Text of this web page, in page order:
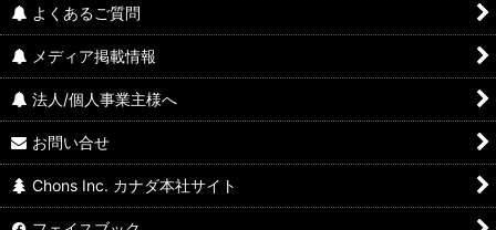
よくあるご質問
メディア掲載情報
法人/個人事業主様へ
お問い合せ
Chons Inc. カナダ本社サイト